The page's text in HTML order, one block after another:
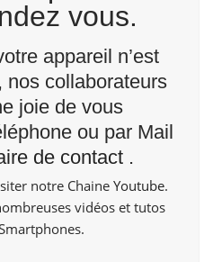
vous.
appareil n’est
nos collaborateurs
joie de vous
ou par Mail
de contact.
notre Chaine Youtube.
vidéos et tutos